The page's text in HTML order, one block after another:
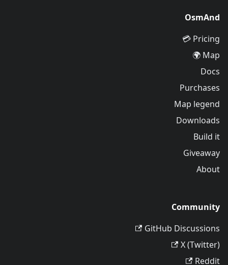
OsmAnd
Pricing 💳
Map 🌍
Docs
Purchases
Map legend
Downloads
Build it
Giveaway
About
Community
GitHub Discussions
X (Twitter)
Reddit